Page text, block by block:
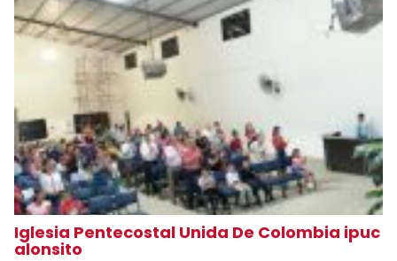
Iglesia Pentecostal Unida De Colombia ipuc
alonsito